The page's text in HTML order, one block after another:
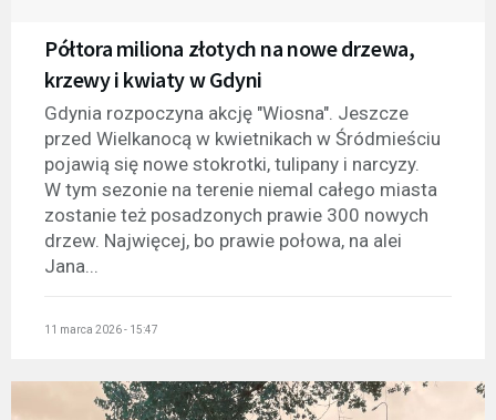
Półtora miliona złotych na nowe drzewa,
krzewy i kwiaty w Gdyni
Gdynia rozpoczyna akcję "Wiosna". Jeszcze
przed Wielkanocą w kwietnikach w Śródmieściu
pojawią się nowe stokrotki, tulipany i narcyzy.
W tym sezonie na terenie niemal całego miasta
zostanie też posadzonych prawie 300 nowych
drzew. Najwięcej, bo prawie połowa, na alei
Jana...
11 marca 2026 - 15:47